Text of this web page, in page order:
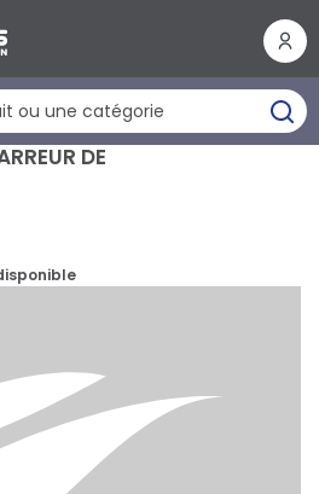
DE